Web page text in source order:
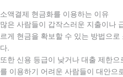
소액결제 현금화를 이용하는 이유
많은 사람들이 갑작스러운 지출이나
르게 현금을 확보할 수 있는 방법으로
다.
또한 신용 등급이 낮거나 대출 제한
를 이용하기 어려운 사람들이 대안으